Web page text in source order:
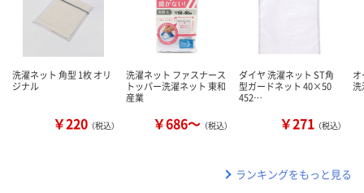
洗濯ネット 角型 1枚 オリ
ジナル
￥220 （税込）
洗濯ネット ファスナース
トッパー洗濯ネット 東和
産業
￥686～ （税込）
ダイヤ 洗濯ネット ST角
型ガードネット 40×50
452…
￥271 （税込）
洗
ランキングをもっと見る